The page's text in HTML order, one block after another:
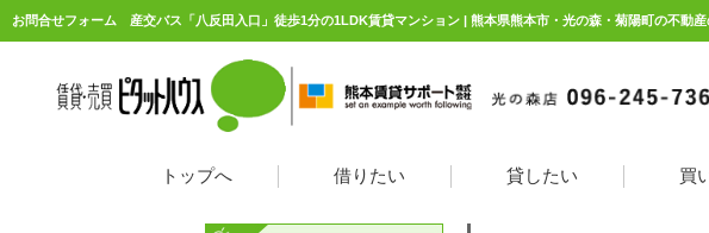
トップへ 借りたい 貸したい 買